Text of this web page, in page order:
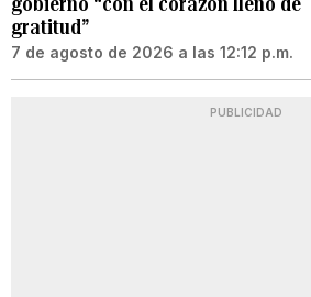
gratitud”
7 de agosto de 2026 a las 12:12 p.m.
PUBLICIDAD